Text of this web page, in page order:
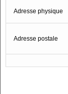
Adresse physique
Adresse postale